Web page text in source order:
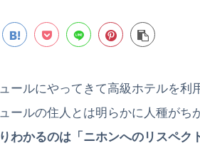
ールにやってきて高級ホテルを利
ールの住人とは明らかに人種がち
わかるのは「ニホンへのリスペク